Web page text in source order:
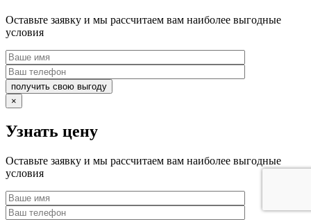
Оставьте заявку и мы рассчитаем вам наиболее выгодные
условия
получить свою выгоду
×
Узнать цену
Оставьте заявку и мы рассчитаем вам наиболее выгодные
условия